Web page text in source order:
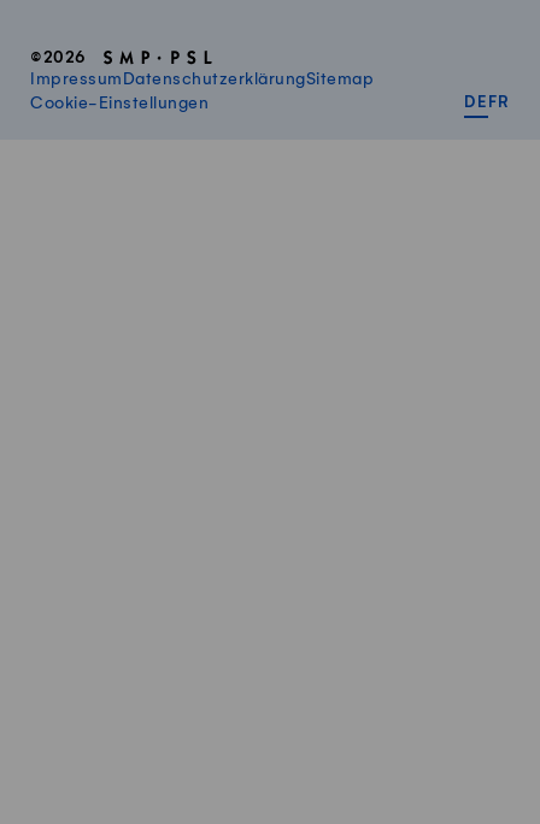
©2026
Impressum DatenschutzerklärungSitemap
Cookie-Einstellungen
DE FR